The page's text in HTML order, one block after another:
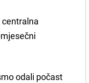
odali počast